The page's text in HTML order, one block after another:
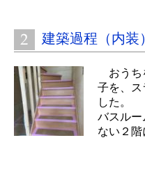
建築過程（内装）
おうち
子を、ス
した。
バスルー
ない２階